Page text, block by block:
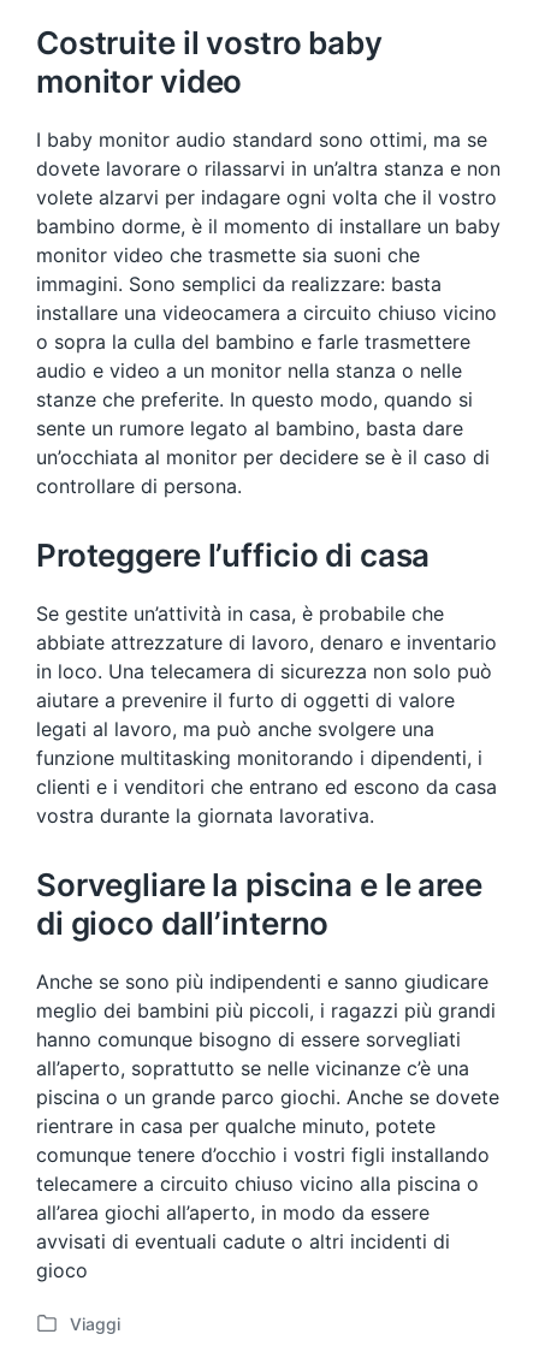
Costruite il vostro baby
monitor video
I baby monitor audio standard sono ottimi, ma se
dovete lavorare o rilassarvi in un’altra stanza e non
volete alzarvi per indagare ogni volta che il vostro
bambino dorme, è il momento di installare un baby
monitor video che trasmette sia suoni che
immagini. Sono semplici da realizzare: basta
installare una videocamera a circuito chiuso vicino
o sopra la culla del bambino e farle trasmettere
audio e video a un monitor nella stanza o nelle
stanze che preferite. In questo modo, quando si
sente un rumore legato al bambino, basta dare
un’occhiata al monitor per decidere se è il caso di
controllare di persona.
Proteggere l’ufficio di casa
Se gestite un’attività in casa, è probabile che
abbiate attrezzature di lavoro, denaro e inventario
in loco. Una telecamera di sicurezza non solo può
aiutare a prevenire il furto di oggetti di valore
legati al lavoro, ma può anche svolgere una
funzione multitasking monitorando i dipendenti, i
clienti e i venditori che entrano ed escono da casa
vostra durante la giornata lavorativa.
Sorvegliare la piscina e le aree
di gioco dall’interno
Anche se sono più indipendenti e sanno giudicare
meglio dei bambini più piccoli, i ragazzi più grandi
hanno comunque bisogno di essere sorvegliati
all’aperto, soprattutto se nelle vicinanze c’è una
piscina o un grande parco giochi. Anche se dovete
rientrare in casa per qualche minuto, potete
comunque tenere d’occhio i vostri figli installando
telecamere a circuito chiuso vicino alla piscina o
all’area giochi all’aperto, in modo da essere
avvisati di eventuali cadute o altri incidenti di
gioco
P
Viaggi